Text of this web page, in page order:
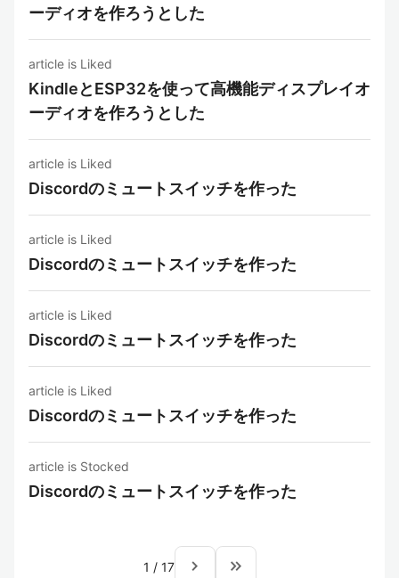
ーディオを作ろうとした
article is Liked
KindleとESP32を使って高機能ディスプレイオ
ーディオを作ろうとした
article is Liked
Discordのミュートスイッチを作った
article is Liked
Discordのミュートスイッチを作った
article is Liked
Discordのミュートスイッチを作った
article is Liked
Discordのミュートスイッチを作った
article is Stocked
Discordのミュートスイッチを作った
1 / 17 navigate_next keyboard_double_arrow_right